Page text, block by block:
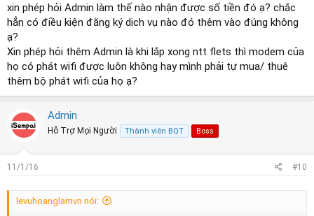
xin phép hỏi Admin làm thế nào nhận được số tiền đó ạ? chắc
hẳn có điều kiện đăng ký dịch vụ nào đó thêm vào đúng không
ạ?
Xin phép hỏi thêm Admin là khi lắp xong ntt flets thì modem của
họ có phát wifi được luôn không hay mình phải tự mua/ thuê
thêm bộ phát wifi của họ ạ?
Admin
Hỗ Trợ Mọi Người Thành viên BQT Boss
11/1/16 #10
levuhoanglamvn nói: